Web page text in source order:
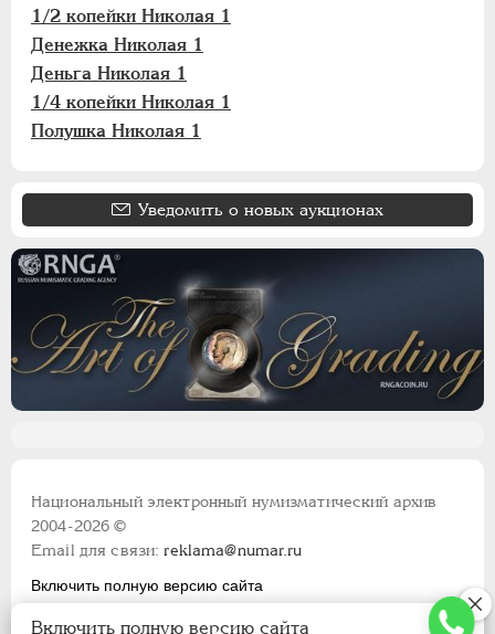
1/2 копейки Николая 1
Денежка Николая 1
Деньга Николая 1
1/4 копейки Николая 1
Полушка Николая 1
Уведомить о новых аукционах
Национальный электронный нумизматический архив
2004-2026 ©
Email для связи:reklama@numar.ru
Включить полную версию сайта
Включить полную версию сайта